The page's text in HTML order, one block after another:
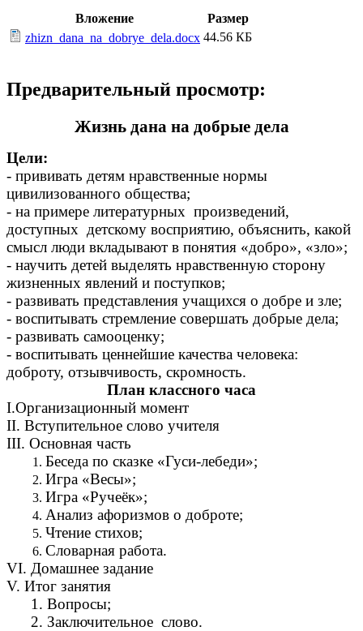
Вложение
Размер
zhizn_dana_na_dobrye_dela.docx 44.56 КБ
Предварительный просмотр:
Жизнь дана на добрые дела
Цели:
- прививать детям нравственные нормы
цивилизованного общества;
- на примере литературных произведений,
доступных детскому восприятию, объяснить, какой
смысл люди вкладывают в понятия «добро», «зло»;
- научить детей выделять нравственную сторону
жизненных явлений и поступков;
- развивать представления учащихся о добре и зле;
- воспитывать стремление совершать добрые дела;
- развивать самооценку;
- воспитывать ценнейшие качества человека:
доброту, отзывчивость, скромность.
План классного часа
I.Организационный момент
II. Вступительное слово учителя
III. Основная часть
Беседа по сказке «Гуси-лебеди»;
Игра «Весы»;
Игра «Ручеёк»;
Анализ афоризмов о доброте;
Чтение стихов;
Словарная работа.
VI. Домашнее задание
V. Итог занятия
1. Вопросы;
2. Заключительное слово.